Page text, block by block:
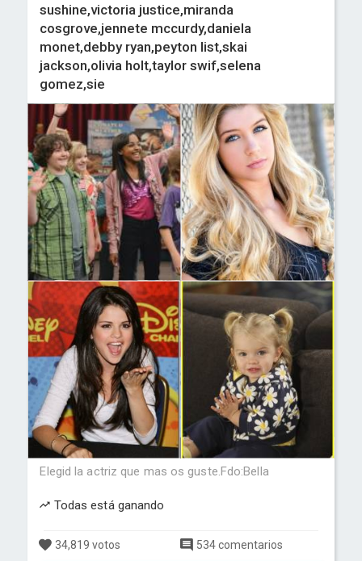
sushine,victoria justice,miranda
cosgrove,jennete mccurdy,daniela
monet,debby ryan,peyton list,skai
jackson,olivia holt,taylor swif,selena
gomez,sie
Elegid la actriz que mas os guste.Fdo:Bella
Todas está ganando
34,819 votos 534 comentarios